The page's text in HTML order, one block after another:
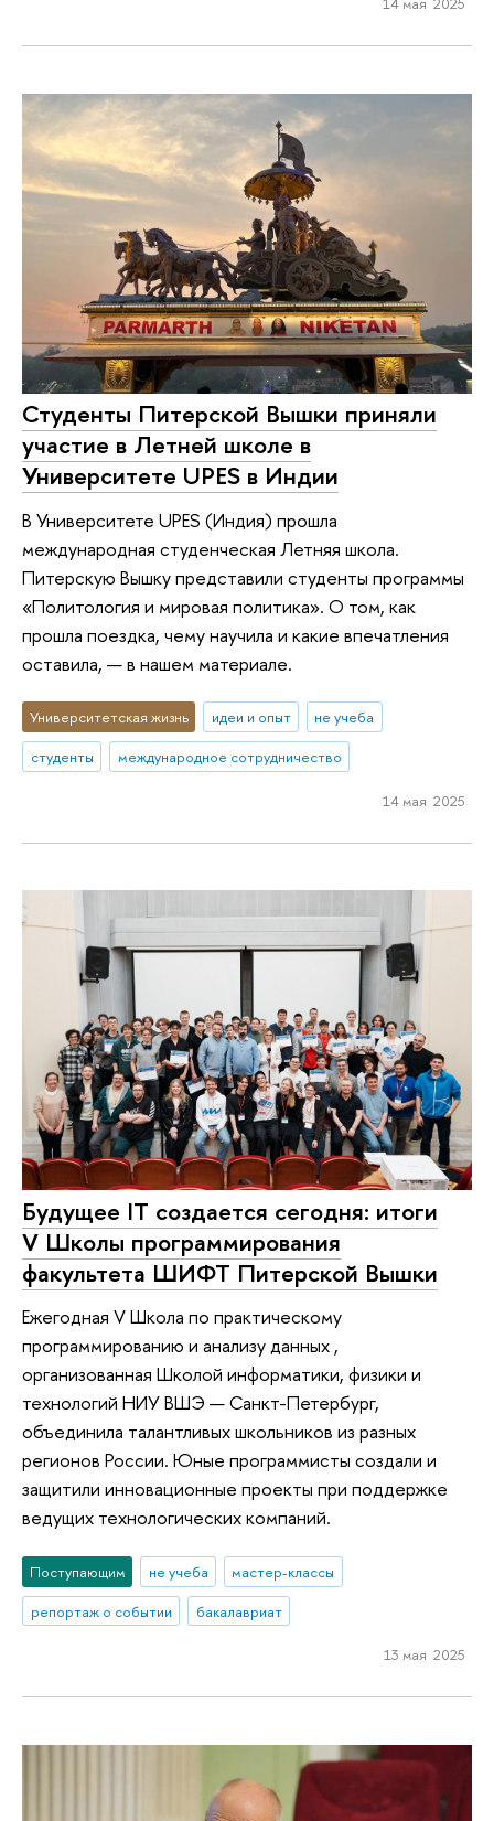
Студенты Питерской Вышки приняли
участие в Летней школе в
Университете UPES в Индии
В Университете UPES (Индия) прошла
международная студенческая Летняя школа.
Питерскую Вышку представили студенты программы
«Политология и мировая политика». О том, как
прошла поездка, чему научила и какие впечатления
оставила, — в нашем материале.
Университетская жизнь идеи и опыт
не учеба
студенты
международное сотрудничество
14 мая 2025
Будущее IT создается сегодня: итоги
V Школы программирования
факультета ШИФТ Питерской Вышки
Ежегодная V Школа по практическому
программированию и анализу данных ,
организованная Школой информатики, физики и
технологий НИУ ВШЭ — Санкт-Петербург,
объединила талантливых школьников из разных
регионов России. Юные программисты создали и
защитили инновационные проекты при поддержке
ведущих технологических компаний.
Поступающим не учеба
мастер-классы
репортаж о событии
бакалавриат
13 мая 2025